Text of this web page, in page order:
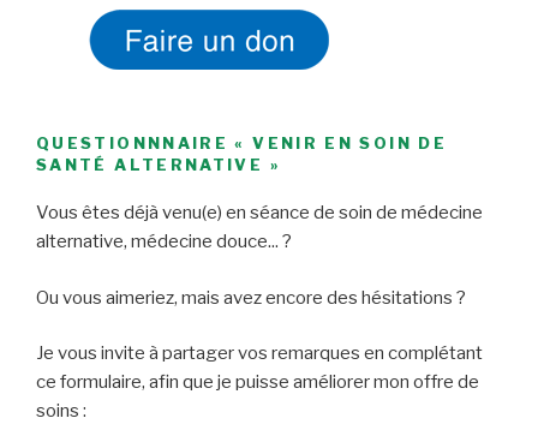
QUESTIONNNAIRE « VENIR EN SOIN DE
SANTÉ ALTERNATIVE »
Vous êtes déjà venu(e) en séance de soin de médecine
alternative, médecine douce... ?
Ou vous aimeriez, mais avez encore des hésitations ?
Je vous invite à partager vos remarques en complétant
ce formulaire, afin que je puisse améliorer mon offre de
soins :